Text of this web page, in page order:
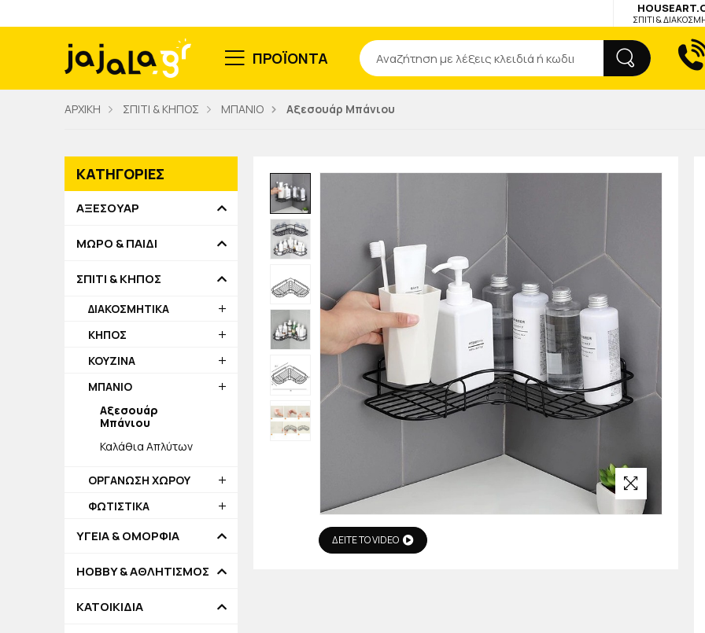
ΣΠΙΤΙ &
ΠΡΟΪΟΝΤΑ
Αναζήτηση
ΑΡΧΙΚΗ ΣΠΙΤΙ & ΚΗΠΟΣ ΜΠΑΝΙΟ Αξεσουάρ Μπάνιου
ΔΕΙΤΕ ΤΟ VIDEO
ΚΑΤΗΓΟΡΙΕΣ
ΑΞΕΣΟΥΑΡ
ΜΩΡΟ & ΠΑΙΔΙ
ΣΠΙΤΙ & ΚΗΠΟΣ
ΔΙΑΚΟΣΜΗΤΙΚΑ
ΚΗΠΟΣ
ΚΟΥΖΙΝΑ
ΜΠΑΝΙΟ
Αξεσουάρ
Μπάνιου
Καλάθια Απλύτων
ΟΡΓΑΝΩΣΗ ΧΩΡΟΥ
ΦΩΤΙΣΤΙΚΑ
ΥΓΕΙΑ & ΟΜΟΡΦΙΑ
HOBBY & ΑΘΛΗΤΙΣΜΟΣ
ΚΑΤΟΙΚΙΔΙΑ